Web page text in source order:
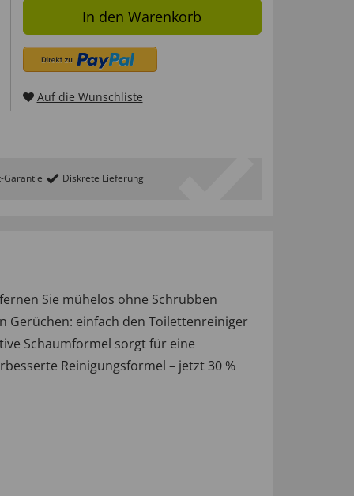
In den Warenkorb
Auf die Wunschliste
Garantie Diskrete Lieferung
Sie mühelos ohne Schrubben
Gerüchen: einfach den Toilettenreiniger
Schaumformel sorgt für eine
Reinigungsformel – jetzt 30 %